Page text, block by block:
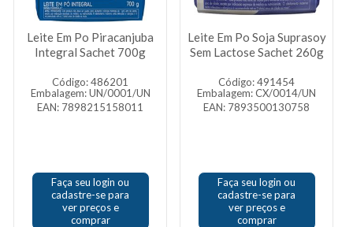
Leite Em Po Piracanjuba
Integral Sachet 700g
Código: 486201
Embalagem: UN/0001/UN
EAN: 7898215158011
Faça seu login ou
cadastre-se para
ver preços e
comprar
Leite Em Po Soja Suprasoy
Sem Lactose Sachet 260g
Código: 491454
Embalagem: CX/0014/UN
EAN: 7893500130758
Faça seu login ou
cadastre-se para
ver preços e
comprar